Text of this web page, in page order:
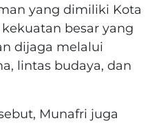
yang dimiliki Kota
besar yang
dijaga melalui
lintas budaya, dan
Munafri juga